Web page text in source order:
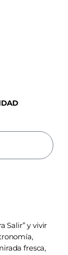
Salir” y vivir
fresca,